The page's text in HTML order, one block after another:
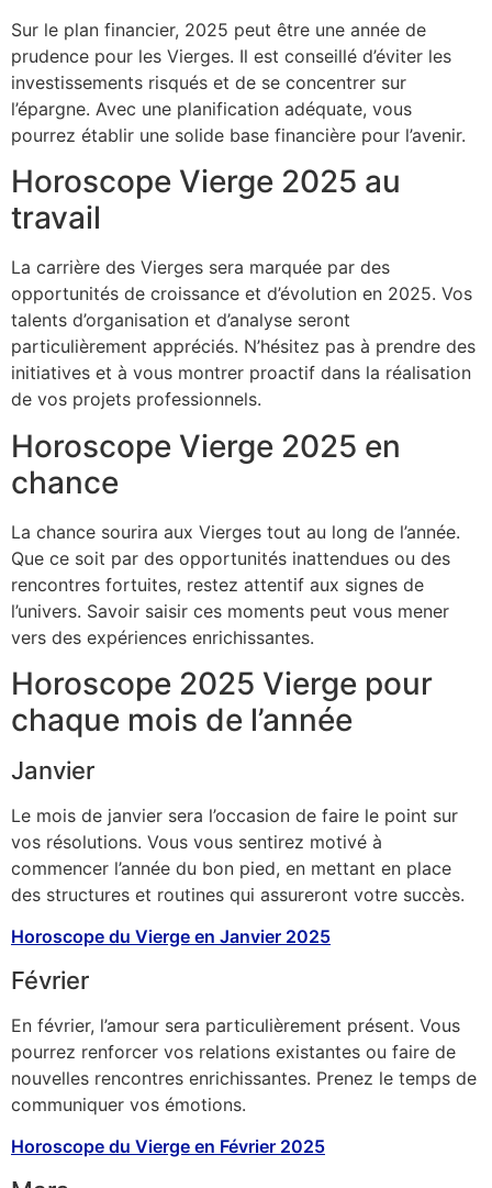
Sur le plan financier, 2025 peut être une année de
prudence pour les Vierges. Il est conseillé d’éviter les
investissements risqués et de se concentrer sur
l’épargne. Avec une planification adéquate, vous
pourrez établir une solide base financière pour l’avenir.
Horoscope Vierge 2025 au
travail
La carrière des Vierges sera marquée par des
opportunités de croissance et d’évolution en 2025. Vos
talents d’organisation et d’analyse seront
particulièrement appréciés. N’hésitez pas à prendre des
initiatives et à vous montrer proactif dans la réalisation
de vos projets professionnels.
Horoscope Vierge 2025 en
chance
La chance sourira aux Vierges tout au long de l’année.
Que ce soit par des opportunités inattendues ou des
rencontres fortuites, restez attentif aux signes de
l’univers. Savoir saisir ces moments peut vous mener
vers des expériences enrichissantes.
Horoscope 2025 Vierge pour
chaque mois de l’année
Janvier
Le mois de janvier sera l’occasion de faire le point sur
vos résolutions. Vous vous sentirez motivé à
commencer l’année du bon pied, en mettant en place
des structures et routines qui assureront votre succès.
Horoscope du Vierge en Janvier 2025
Février
En février, l’amour sera particulièrement présent. Vous
pourrez renforcer vos relations existantes ou faire de
nouvelles rencontres enrichissantes. Prenez le temps de
communiquer vos émotions.
Horoscope du Vierge en Février 2025